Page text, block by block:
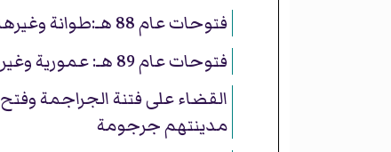
فتوحات عام 88 هـ:طوانة وغيرها
فتوحات عام 89 هـ: عمورية وغيرها
القضاء على فتنة الجراجمة وفتح
مدينتهم جرجومة